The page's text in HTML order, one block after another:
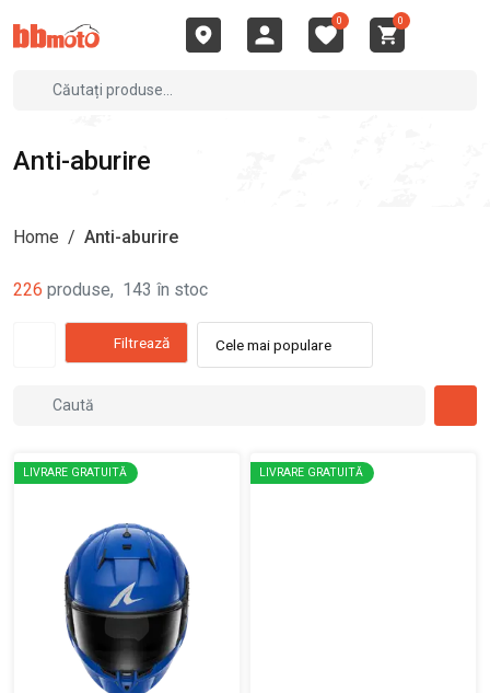
0 0
Anti-aburire
Home / Anti-aburire
226 produse, 143 în stoc
Filtrează Cele mai populare
LIVRARE GRATUITĂ LIVRARE GRATUITĂ